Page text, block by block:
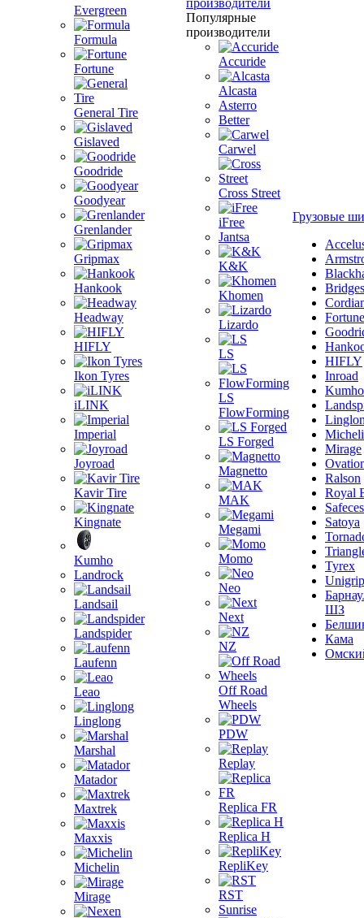
Evergreen
Formula
Fortune
General Tire
Gislaved
Goodride
Goodyear
Grenlander
Gripmax
Hankook
Headway
HIFLY
Ikon Tyres
iLINK
Imperial
Joyroad
Kavir Tire
Kingnate
Kumho
Landrock
Landsail
Landspider
Laufenn
Leao
Linglong
Marshal
Matador
Maxtrek
Maxxis
Michelin
Mirage
производители
Популярные
производители
Accuride
Alcasta
Asterro
Better
Carwel
Cross Street
iFree
Jantsa
K&K
Khomen
Lizardo
LS
LS
FlowForming
LS Forged
Magnetto
MAK
Megami
Momo
Neo
Next
NZ
Off Road
Wheels
PDW
Replay
Replica FR
Replica H
RepliKey
RST
Sunrise
Грузовые
Fortune
HIFLY
Inroad
Kumho
Mirage
Ralson
Royal
Satoya
Tyrex
Unigrip
ШЗ
Кама